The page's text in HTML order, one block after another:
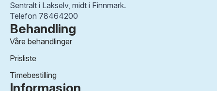
Sentralt i Lakselv, midt i Finnmark.
Telefon 78464200
Behandling
Våre behandlinger
Prisliste
Timebestilling
Informasjon